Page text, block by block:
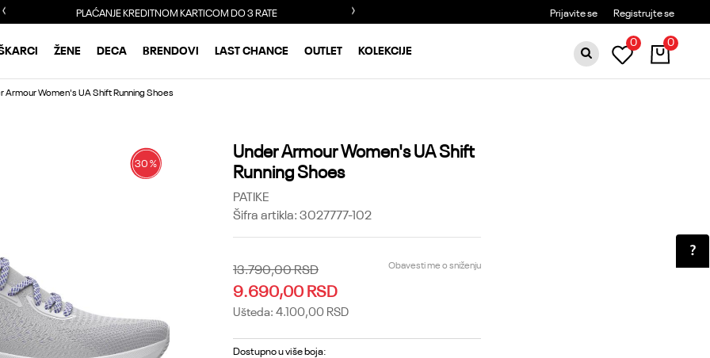
PLAĆANJE KREDITNOM KARTICOM DO 3 RATE BESPLATNA DOSTAVA ZA PORUDŽBINE PREKO 6000RSD
Prijavite se Registrujte se
ŽENE DECA BRENDOVI LAST CHANCE OUTLET KOLEKCIJE 0
0
Armour Women's UA Shift Running Shoes
30%
Under Armour Women's UA Shift
Running Shoes
PATIKE
Šifra artikla:3027777-102
13.790,00RSD
9.690,00RSD
Ušteda: 4.100,00 RSD
Obavesti me o sniženju
Dostupno u više boja: